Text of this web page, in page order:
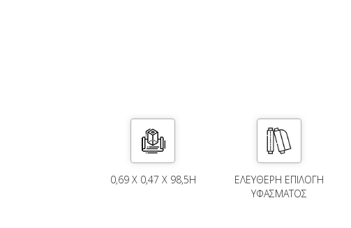
0,69 X 0,47 X 98,5H
ΕΛΕΎΘΕΡΗ ΕΠΙΛΟΓΉ
ΥΦΆΣΜΑΤΟΣ